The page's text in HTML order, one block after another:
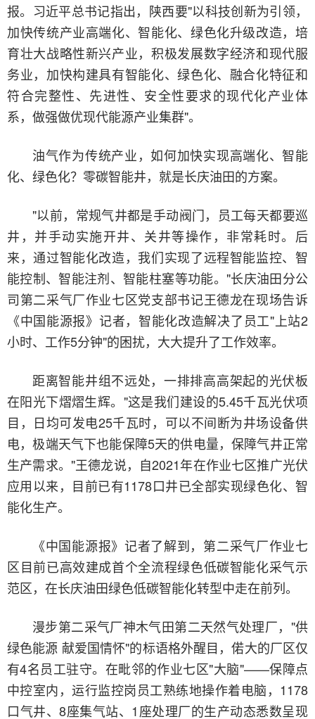
报。习近平总书记指出，陕西要"以科技创新为引领，
加快传统产业高端化、智能化、绿色化升级改造，培
育壮大战略性新兴产业，积极发展数字经济和现代服
务业，加快构建具有智能化、绿色化、融合化特征和
符合完整性、先进性、安全性要求的现代化产业体
系，做强做优现代能源产业集群"。
油气作为传统产业，如何加快实现高端化、智能
化、绿色化？零碳智能井，就是长庆油田的方案。
"以前，常规气井都是手动阀门，员工每天都要巡
井，并手动实施开井、关井等操作，非常耗时。后
来，通过智能化改造，我们实现了远程智能监控、智
能控制、智能注剂、智能柱塞等功能。"长庆油田分公
司第二采气厂作业七区党支部书记王德龙在现场告诉
《中国能源报》记者，智能化改造解决了员工"上站2
小时、工作5分钟"的困扰，大大提升了工作效率。
距离智能井组不远处，一排排高高架起的光伏板
在阳光下熠熠生辉。"这是我们建设的5.45千瓦光伏项
目，日均可发电25千瓦时，可以不间断为井场设备供
电，极端天气下也能保障5天的供电量，保障气井正常
生产需求。"王德龙说，自2021年在作业七区推广光伏
应用以来，目前已有1178口井已全部实现绿色化、智
能化生产。
《中国能源报》记者了解到，第二采气厂作业七
区目前已高效建成首个全流程绿色低碳智能化采气示
范区，在长庆油田绿色低碳智能化转型中走在前列。
漫步第二采气厂神木气田第二天然气处理厂，"供
绿色能源 献爱国情怀"的标语格外醒目，偌大的厂区仅
有4名员工驻守。在毗邻的作业七区"大脑"——保障点
中控室内，运行监控岗员工熟练地操作着电脑，1178
口气井、8座集气站、1座处理厂的生产动态悉数呈现